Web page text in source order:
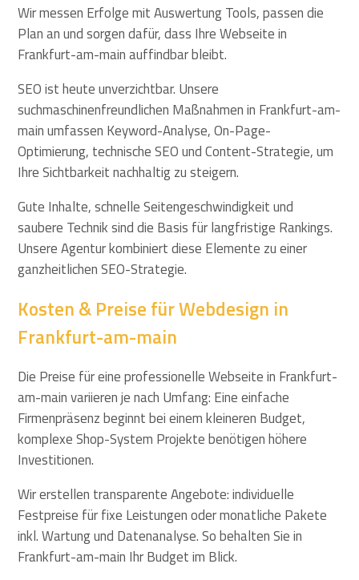
Wir messen Erfolge mit Auswertung Tools, passen die
Plan an und sorgen dafür, dass Ihre Webseite in
Frankfurt-am-main auffindbar bleibt.
SEO ist heute unverzichtbar. Unsere
suchmaschinenfreundlichen Maßnahmen in Frankfurt-am-
main umfassen Keyword-Analyse, On-Page-
Optimierung, technische SEO und Content-Strategie, um
Ihre Sichtbarkeit nachhaltig zu steigern.
Gute Inhalte, schnelle Seitengeschwindigkeit und
saubere Technik sind die Basis für langfristige Rankings.
Unsere Agentur kombiniert diese Elemente zu einer
ganzheitlichen SEO-Strategie.
Kosten & Preise für Webdesign in
Frankfurt-am-main
Die Preise für eine professionelle Webseite in Frankfurt-
am-main variieren je nach Umfang: Eine einfache
Firmenpräsenz beginnt bei einem kleineren Budget,
komplexe Shop-System Projekte benötigen höhere
Investitionen.
Wir erstellen transparente Angebote: individuelle
Festpreise für fixe Leistungen oder monatliche Pakete
inkl. Wartung und Datenanalyse. So behalten Sie in
Frankfurt-am-main Ihr Budget im Blick.